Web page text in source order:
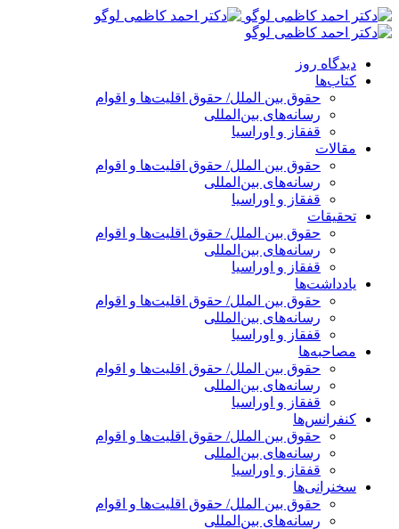
پرش
به
دیدگاه روز
کتاب‌ها
حقوق بین الملل/ حقوق اقلیت‌ها و اقوام
رسانه‌های بین‌المللی
قفقاز و اوراسیا
مقالات
حقوق بین الملل/ حقوق اقلیت‌ها و اقوام
رسانه‌های بین‌المللی
قفقاز و اوراسیا
تحقیقات
حقوق بین الملل/ حقوق اقلیت‌ها و اقوام
رسانه‌های بین‌المللی
قفقاز و اوراسیا
یادداشت‌ها
حقوق بین الملل/ حقوق اقلیت‌ها و اقوام
رسانه‌های بین‌المللی
قفقاز و اوراسیا
مصاحبه‌ها
حقوق بین الملل/ حقوق اقلیت‌ها و اقوام
رسانه‌های بین‌المللی
قفقاز و اوراسیا
کنفرانس‌ها
حقوق بین الملل/ حقوق اقلیت‌ها و اقوام
رسانه‌های بین‌المللی
قفقاز و اوراسیا
سخنرانی‌ها
حقوق بین الملل/ حقوق اقلیت‌ها و اقوام
رسانه‌های بین‌المللی